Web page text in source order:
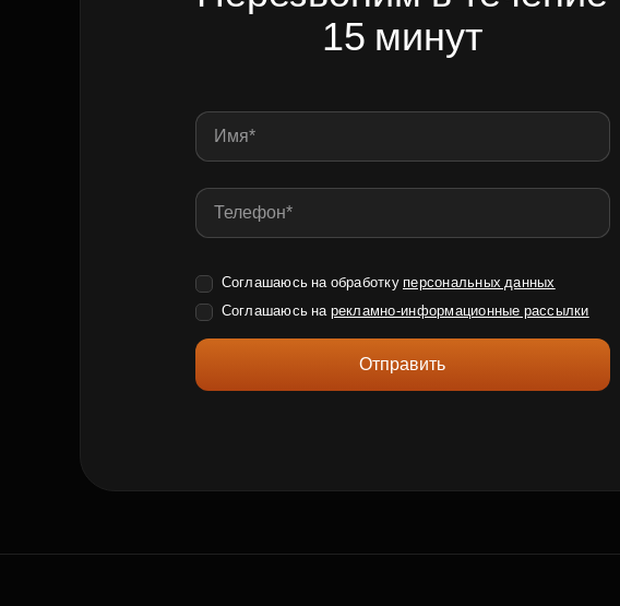
15 минут
Соглашаюсь на обработку персональных данных
Соглашаюсь на рекламно-информационные рассылки
Отправить